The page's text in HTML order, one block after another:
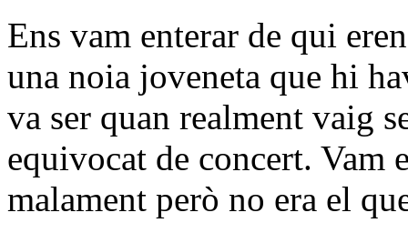
Ens vam enterar de qui
una noia joveneta que hi
va ser quan realment vaig
equivocat de concert. Vam
malament però no era el